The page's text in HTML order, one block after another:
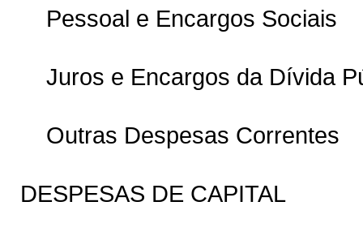
Pessoal e Encargos Sociais
Juros e Encargos da Dívida
Outras Despesas Correntes
DESPESAS DE CAPITAL